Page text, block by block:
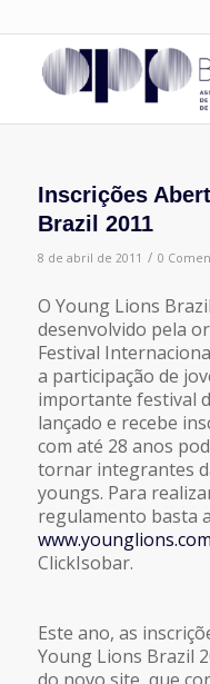
Inscrições
Brazil 2011
8 de abril de 2011 / 0
O Young Lions
desenvolvido pela
Festival
a participação de
importante festival
lançado e recebe
com até 28 anos
tornar integrantes
youngs. Para
regulamento basta
ClickIsobar.
Este ano, as
Young Lions Brazil
do novo site, que